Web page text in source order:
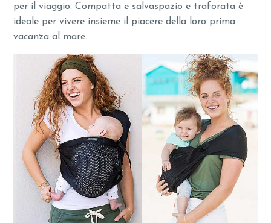
per il viaggio. Compatta e salvaspazio e traforata è
ideale per vivere insieme il piacere della loro prima
vacanza al mare.